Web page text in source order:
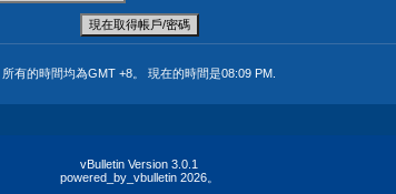
所有的時間均為GMT +8。 現在的時間是08:09 PM
vBulletin Version 3.0.1
powered_by_vbulletin 2026。